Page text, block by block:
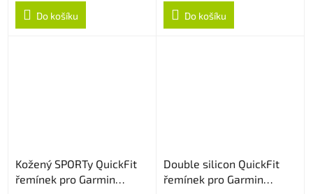
Do košíku Do košíku
Kožený SPORTy QuickFit
řemínek pro Garmin
Double silicon QuickFit
řemínek pro Garmin